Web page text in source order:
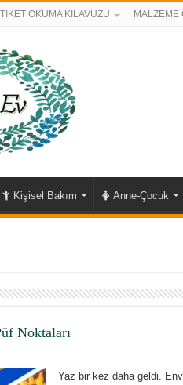
OKUMA KILAVUZU MALZEME
Kişisel Bakım Anne-Çocuk
Noktaları
Yaz bir kez daha geldi.